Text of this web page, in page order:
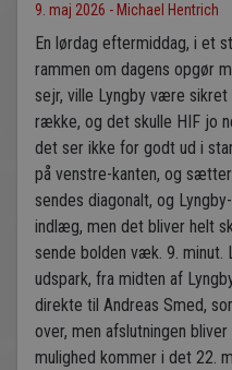
9. maj 2026 - Michael Hentrich
En lørdag eftermiddag, i et
rammen om dagens opgør
sejr, ville Lyngby være
række, og det skulle HIF jo
det ser ikke for godt ud i
på venstre-kanten, og
sendes diagonalt, og
indlæg, men det bliver helt
sende bolden væk. 9. minut.
udspark, fra midten af
direkte til Andreas Smed,
over, men afslutningen
mulighed kommer i det 22.